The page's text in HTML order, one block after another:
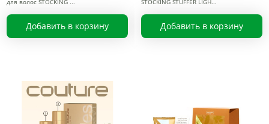
для волос STOCKING
Добавить в корзину
STOCKING STUFFER LIGH
Добавить в корзину